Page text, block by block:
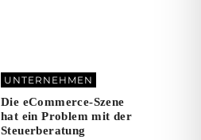
UNTERNEHMEN
Die eCommerce-Szene
hat ein Problem mit der
Steuerberatung